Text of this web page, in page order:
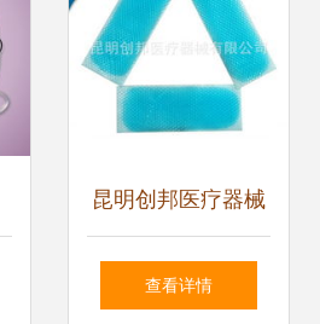
昆明创邦医疗器械
——保健项目合作
查看详情